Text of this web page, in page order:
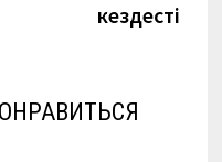
кездесті